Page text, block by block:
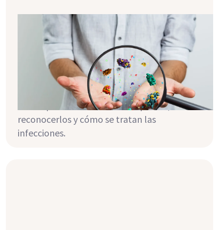
Los patógenos comunes: Bacterias,
virus y hongos
Los inmunosupresores después de un
trasplante protegen el nuevo riñón, pero
también aumentan el riesgo de infecciones.
Este artículo explica qué patógenos suelen
causar problemas tras un trasplante, cómo
reconocerlos y cómo se tratan las
infecciones.